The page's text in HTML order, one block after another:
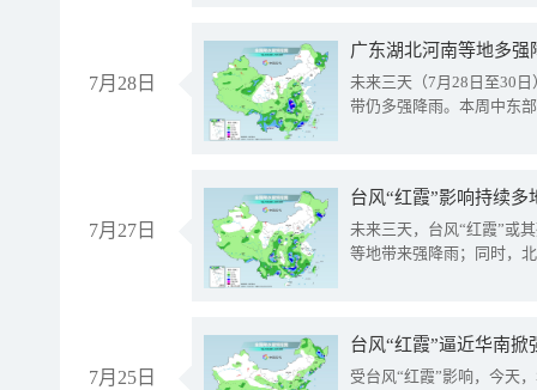
7月28日
广东湖北河南等地多
未来三天（7月28日至30
带仍多强降雨。本周中东
7月27日
台风“红霞”影响持续
未来三天，台风“红霞”或
等地带来强降雨；同时，
7月25日
台风“红霞”逼近华南
受台风“红霞”影响，今天